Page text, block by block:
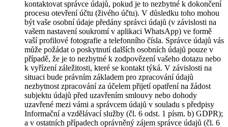
kontaktovat správce údajů, pokud je to nezbytné k dokončení
procesu otevření účtu (živého účtu). V důsledku toho mohou
být vaše osobní údaje předány správci údajů (v závislosti na
vašem nastavení soukromí v aplikaci WhatsApp) ve formě
vaší profilové fotografie a telefonního čísla. Správce údajů vás
může požádat o poskytnutí dalších osobních údajů pouze v
případě, že je to nezbytné k zodpovězení vašeho dotazu nebo
k vyřízení záležitosti, které se kontakt týká. V závislosti na
situaci bude právním základem pro zpracování údajů
nezbytnost zpracování za účelem přijetí opatření na žádost
subjektu údajů před uzavřením smlouvy nebo dohody
uzavřené mezi vámi a správcem údajů v souladu s předpisy
Informační a vzdělávací služby (čl. 6 odst. 1 písm. b) GDPR);
a v ostatních případech oprávněný zájem správce údajů (čl. 6